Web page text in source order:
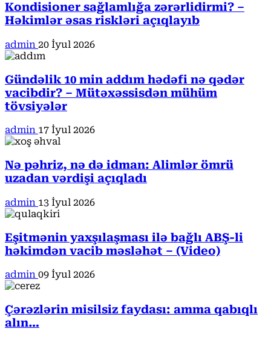
Kondisioner sağlamlığa zərərlidirmi? –
Həkimlər əsas riskləri açıqlayıb
admin 20 İyul 2026
Gündəlik 10 min addım hədəfi nə qədər
vacibdir? – Mütəxəssisdən mühüm
tövsiyələr
admin 17 İyul 2026
Nə pəhriz, nə də idman: Alimlər ömrü
uzadan vərdişi açıqladı
admin 13 İyul 2026
Eşitmənin yaxşılaşması ilə bağlı ABŞ-li
həkimdən vacib məsləhət – (Video)
admin 09 İyul 2026
Çərəzlərin misilsiz faydası: amma qabıqlı
alın…